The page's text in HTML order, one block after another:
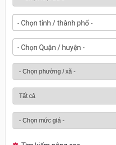
- Chọn tỉnh / thành phố -
- Chọn Quận / huyện -